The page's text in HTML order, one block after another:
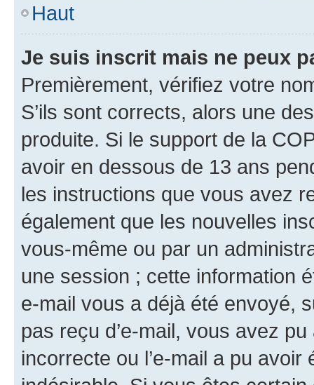
Haut
Je suis inscrit mais ne peux
Premièrement, vérifiez votre
S’ils sont corrects, alors une
produite. Si le support de la
avoir en dessous de 13 ans
les instructions que vous avez
également que les nouvelles
vous-même ou par un
une session ; cette information
e-mail vous a déjà été envoyé,
pas reçu d’e-mail, vous avez
incorrecte ou l’e-mail a pu